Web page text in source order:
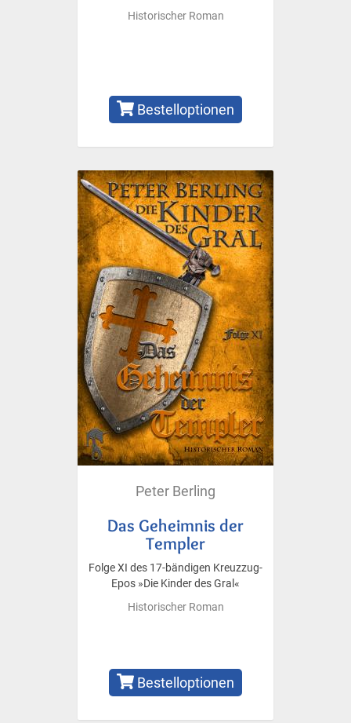
Historischer Roman
Bestelloptionen
Peter Berling
Das Geheimnis der
Templer
Folge XI des 17-bändigen Kreuzzug-
Epos »Die Kinder des Gral«
Historischer Roman
Bestelloptionen